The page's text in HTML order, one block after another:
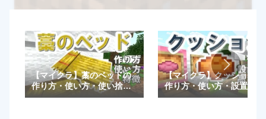
【マイクラ】藁のベッドの
作り方・使い方・使い捨て
など特徴を解説！【統合
【マイクラ】クッションの
作り方・使い方・設置方法
や高さ調整一覧など特徴を